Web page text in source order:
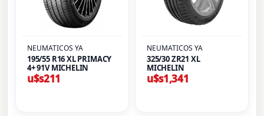
NEUMATICOS YA
195/55 R16 XL PRIMACY
4+ 91V MICHELIN
u$s211
NEUMATICOS YA
325/30 ZR21 XL
MICHELIN
u$s1,341